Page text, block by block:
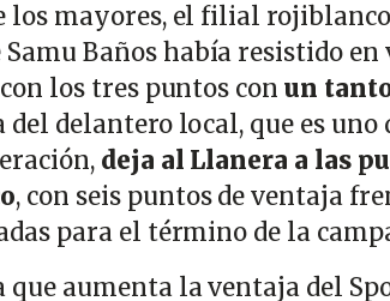
los mayores, el filial
Baños había resistido
los tres puntos conun
del delantero local, que es
deja al Llanera a las
, con seis puntos de ventaja
para el término de la
que aumenta la ventaja del